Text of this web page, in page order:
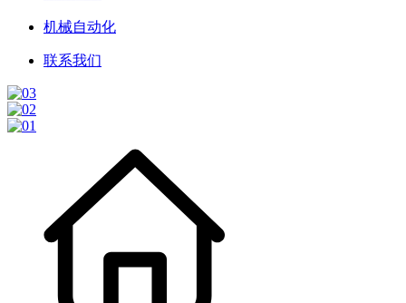
机械自动化
联系我们